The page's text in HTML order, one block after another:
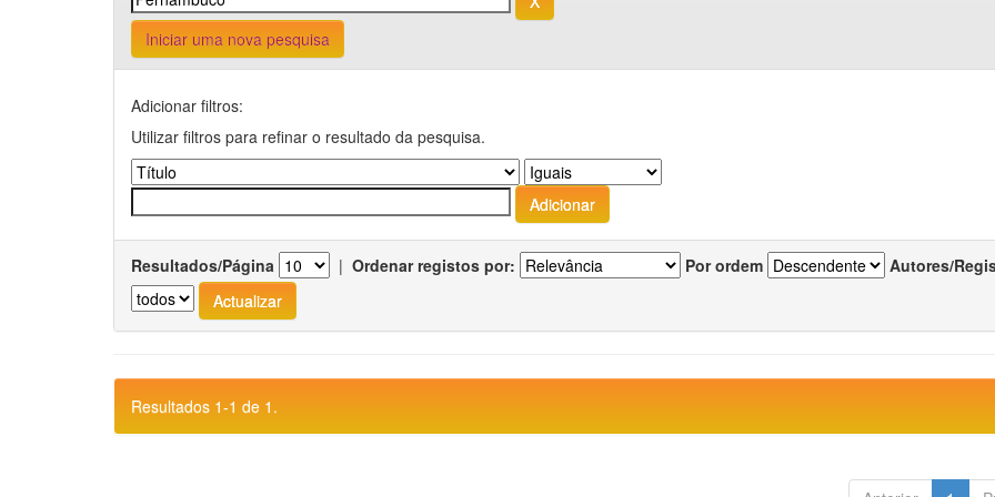
Iniciar uma nova pesquisa
Adicionar filtros:
Utilizar filtros para refinar o resultado da pesquisa.
Resultados/Página | Ordenar registos por: Por ordem Autores/
Resultados 1-1 de 1.